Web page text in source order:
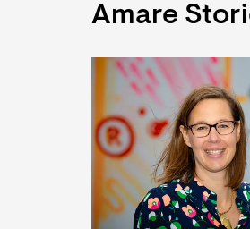
Amare